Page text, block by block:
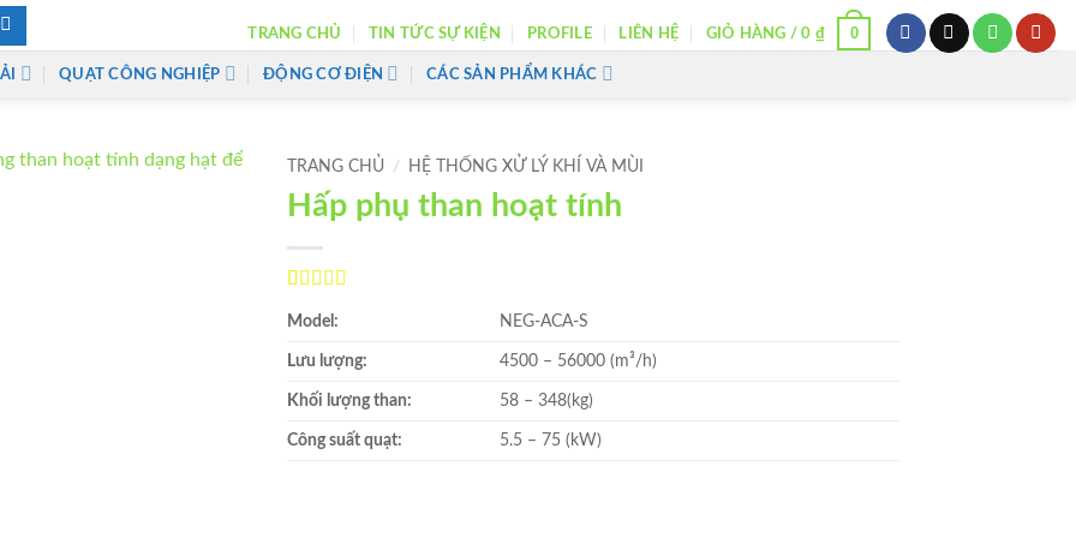
TRANG CHỦ TIN TỨC SỰ KIỆN PROFILE LIÊN HỆ GIỎ HÀNG /0 ₫ 0
QUẠT CÔNG NGHIỆP ĐỘNG CƠ ĐIỆN CÁC SẢN PHẨM KHÁC
TRANG CHỦ / HỆ THỐNG XỬ LÝ KHÍ VÀ MÙI
Hấp phụ than hoạt tính
trênđánh
Model: NEG-ACA-S
Lưu lượng: 4500 – 56000 (m³/h)
Khối lượng than: 58 – 348(kg)
Công suất quạt: 5.5 – 75 (kW)